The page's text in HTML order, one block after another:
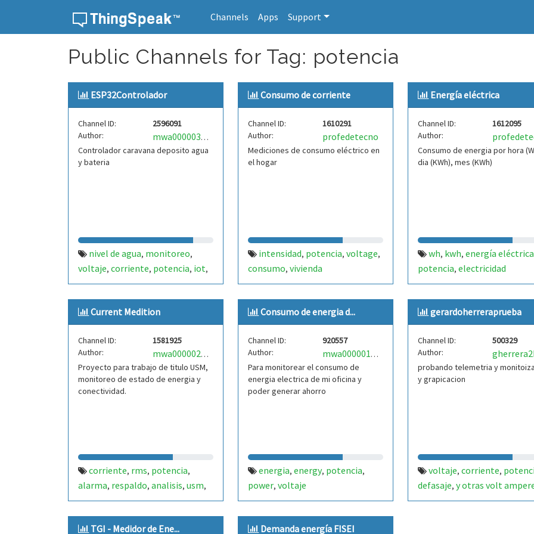
Channels Apps Support
Public Channels for Tag: potencia
ESP32Controlador
Channel ID:
2596091
Author:
mwa0000034415155
Controlador caravana deposito agua
y bateria
nivel de agua, monitoreo,
voltaje, corriente, potencia, iot,
sensores,esp32
Consumo de corriente
Channel ID:
1610291
Author:
profedetecno
Mediciones de consumo eléctrico en
el hogar
intensidad, potencia, voltage,
consumo, vivienda
Energía eléctrica
Channel ID:
1612095
Author:
Consumo de energia por hora
dia (KWh), mes (KWh)
wh, kwh, energía eléctrica
potencia, electricidad
Current Medition
Channel ID:
1581925
Author:
mwa0000024827450
Proyecto para trabajo de titulo USM,
monitoreo de estado de energia y
conectividad.
corriente, rms, potencia,
alarma, respaldo, analisis, usm,
proyecto
Consumo de energia d...
Channel ID:
920557
Author:
mwa0000016939687
Para monitorear el consumo de
energia electrica de mi oficina y
poder generar ahorro
energia, energy, potencia,
power, voltaje
gerardoherreraprueba
Channel ID:
500329
Author:
probando telemetria y
y grapicacion
voltaje, corriente,
defasaje, y otras volt
TGI - Medidor de Ene... Demanda energía FISEI